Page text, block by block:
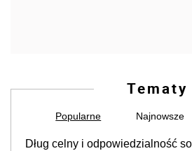
Tematy
Popularne Najnowsze
Dług celny i odpowiedzialność